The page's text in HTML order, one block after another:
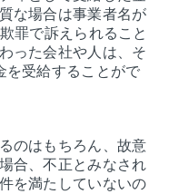
な場合は事業者名が
罪で訴えられること
った会社や人は、そ
を受給することがで
のはもちろん、故意
合、不正とみなされ
を満たしていないの